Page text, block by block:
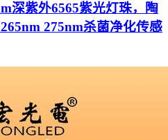
深紫外6565紫光灯珠，陶
275nm杀菌净化传感